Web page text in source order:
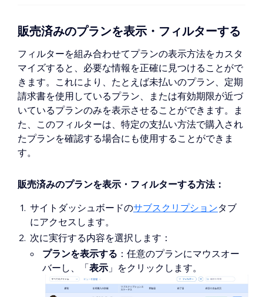
販売済みのプランを表示・フィルターする
フィルターを組み合わせてプランの表示方法をカスタ
マイズすると、必要な情報を正確に見つけることがで
きます。これにより、たとえば未払いのプラン、定期
請求書を使用しているプラン、または有効期限が近づ
いているプランのみを表示させることができます。ま
た、このフィルターは、特定の支払い方法で購入され
たプランを確認する場合にも使用することができま
す。
販売済みのプランを表示・フィルターする方法：
サイトダッシュボードのサブスクリプションタブ
にアクセスします。
次に実行する内容を選択します：
プランを表示する ：任意のプランにマウスオー
バーし、「表示 」をクリックします。